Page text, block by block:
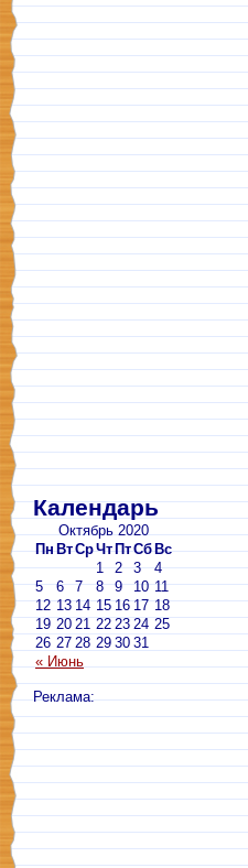
Календарь
Октябрь 2020
ПнВтСрЧтПтСбВс
« Июнь
1 2 3
4
5
6 7 8 9 10 11
12 13 14 15 16 17 18
19 20 21 22 23 24 25
26 27 28 29 30 31
Реклама: